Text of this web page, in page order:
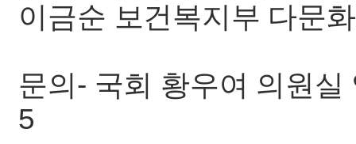
이금순 보건복지부 다문
문의- 국회 황우여 의원
5